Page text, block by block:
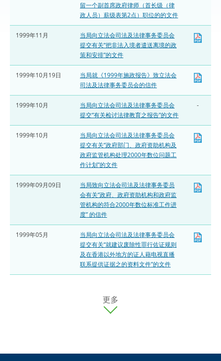
留一个副首席政府律师（首长级（律
政人员）薪级表第2点）职位的的文件
1999年11月
当局向立法会司法及法律事务委员会
提交有关“把非法入境者遣送离境的政
策和安排”的文件
1999年10月19日
当局就《1999年施政报告》致立法会
司法及法律事务委员会的信件
1999年10月
当局向立法会司法及法律事务委员会
提交“有关检讨法律教育之报告”的文件
-
1999年10月
当局向立法会司法及法律事务委员会
提交有关“政府部门、政府资助机构及
政府监管机构处理2000年数位问题工
作计划”的文件
1999年09月09日
当局致向立法会司法及法律事务委员
会有关“政府、政府资助机构和政府监
管机构的符合2000年数位标准工作进
度” 的信件
1999年05月
当局向立法会司法及法律事务委员会
提交有关“就建议废除性罪行佐证规则
及在香港以外地方的证人藉电视直播
联系提供证据之的资料文件”的文件
更多